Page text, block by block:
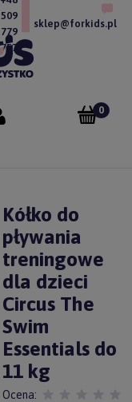
509
779
757
sklep@forkids.pl
Kółko do
pływania
treningowe
dla dzieci
Circus The
Swim
Essentials do
11 kg
Ocena: